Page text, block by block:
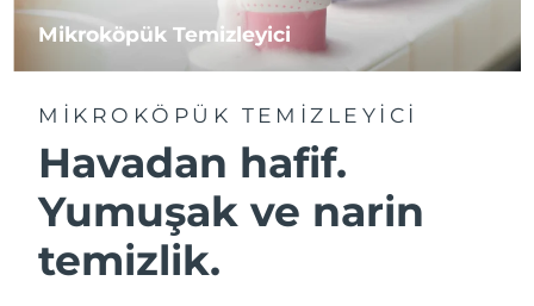
Mikroköpük Temizleyici
MIKROKÖPÜK TEMIZLEYICI
Havadan hafif.
Yumuşak ve narin
temizlik.